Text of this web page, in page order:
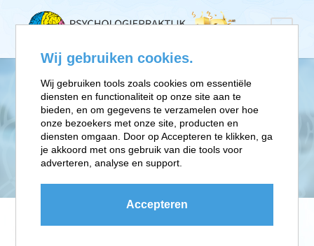
PIEKERSTOORNIS
Je weet niet waarom je je zo vaak
opgejaagd, gespannen of zenuwachtig voelt
Wij gebruiken cookies.
Wij gebruiken tools zoals cookies om essentiële
diensten en functionaliteit op onze site aan te
bieden, en om gegevens te verzamelen over hoe
onze bezoekers met onze site, producten en
diensten omgaan. Door op Accepteren te klikken, ga
je akkoord met ons gebruik van die tools voor
adverteren, analyse en support.
Accepteren